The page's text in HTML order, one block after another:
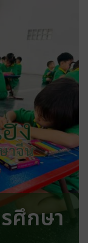
ง
าจีน
ศึกษา